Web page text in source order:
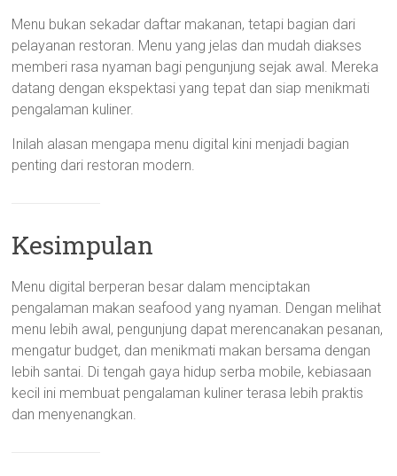
Menu bukan sekadar daftar makanan, tetapi bagian dari
pelayanan restoran. Menu yang jelas dan mudah diakses
memberi rasa nyaman bagi pengunjung sejak awal. Mereka
datang dengan ekspektasi yang tepat dan siap menikmati
pengalaman kuliner.
Inilah alasan mengapa menu digital kini menjadi bagian
penting dari restoran modern.
Kesimpulan
Menu digital berperan besar dalam menciptakan
pengalaman makan seafood yang nyaman. Dengan melihat
menu lebih awal, pengunjung dapat merencanakan pesanan,
mengatur budget, dan menikmati makan bersama dengan
lebih santai. Di tengah gaya hidup serba mobile, kebiasaan
kecil ini membuat pengalaman kuliner terasa lebih praktis
dan menyenangkan.